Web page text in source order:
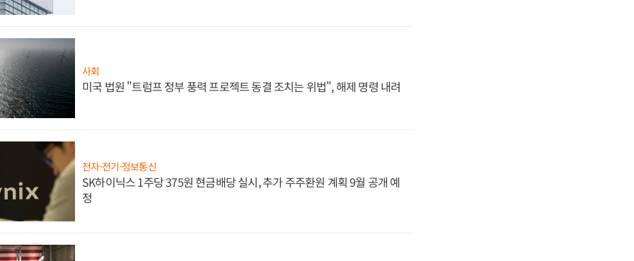
사회
미국 법원 "트럼프 정부 풍력 프로젝트 동결 조치는 위법", 해제 명령 내려
전자·전기·정보통신
SK하이닉스 1주당 375원 현금배당 실시, 추가 주주환원 계획 9월 공개 예
정